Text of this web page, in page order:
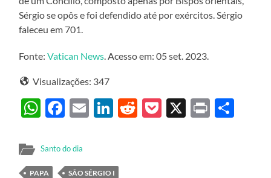
Sérgio se opôs e foi defendido até por exércitos. Sérgio
faleceu em 701.
Fonte:Vatican News . Acesso em: 05 set. 2023.
Visualizações: 347
WhatsApp
Facebook
EmailLinkedIn
Reddit
Pocket
X Print
Santo do dia
PAPA SÃO SÉRGIO I